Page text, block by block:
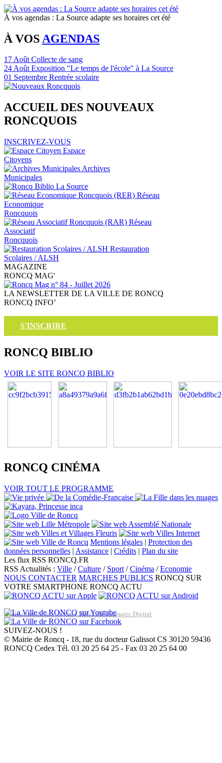
À vos agendas : La Source adapte ses horaires cet été
À VOS AGENDAS
17AoûtCollecte de sang
24AoûtExposition "Le temps de l'école" à La Source
01 Septembre Rentrée scolaire
ACCUEIL DES NOUVEAUX
RONCQUOIS
INSCRIVEZ-VOUS
Espace
Citoyens
Archives
Municipales
La Source
Réseau
Economique
Roncquois
Réseau
Associatif
Roncquois
Restauration
Scolaires / ALSH
MAGAZINE
RONCQ MAG'
LA NEWSLETTER DE LA VILLE DE RONCQ
RONCQ INFO’
S'INSCRIRE
RONCQ BIBLIO
VOIR LE SITE RONCQ BIBLIO
RONCQ CINÉMA
VOIR TOUT LE PROGRAMME
Mentions légales | Protection des
données personnelles | Assistance | Crédits | Plan du site
Les flux RSS RONCQ.FR
RSS Actualités : Ville /Culture / Sport /Cinéma /Economie
NOUS CONTACTER MARCHES PUBLICS RONCQ SUR
VOTRE SMARTPHONE RONCQ ACTU
Réalisation du site: Agence Web Lille Promatec Digital
SUIVEZ-NOUS !
© Mairie de Roncq - 18, rue du docteur Galissot CS 30120 59436
RONCQ Cedex Tél. 03 20 25 64 25 - Fax 03 20 25 64 00